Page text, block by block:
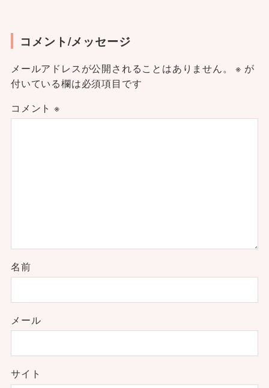
コメント/メッセージ
メールアドレスが公開されることはありません。 ※ が
付いている欄は必須項目です
コメント ※
名前
メール
サイト